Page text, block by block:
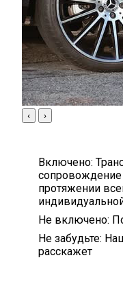
‹ ›
Включено:
сопровождение
протяжении
Не включено:
Не забудьте:
расскажет